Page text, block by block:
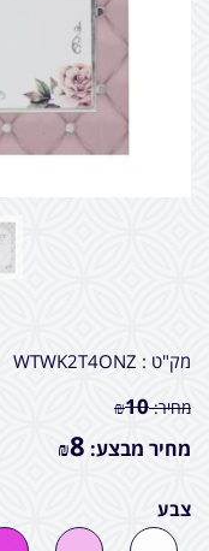
מק"ט : WTWK2T4ONZ
מחיר: ₪10
מחיר מבצע: ₪8
צבע